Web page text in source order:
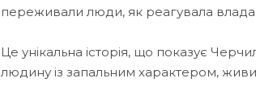
переживали люди, як реагувала
Це унікальна історія, що показує
людину із запальним характером,